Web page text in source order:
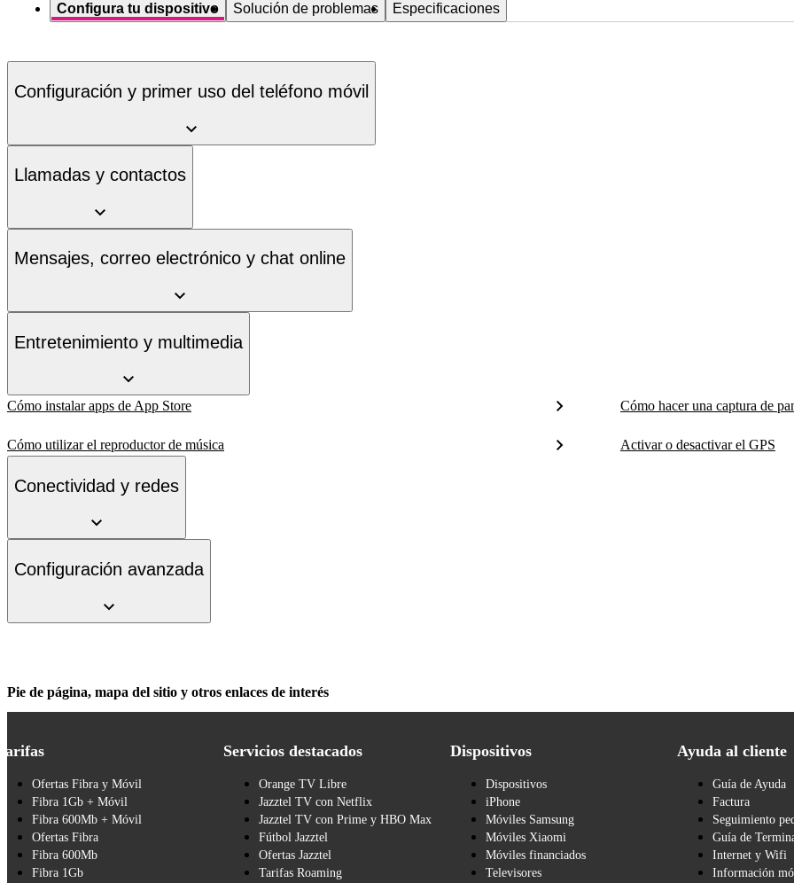
Configura tu dispositivo Solución de problemas Especificaciones
Configuración y primer uso del teléfono móvil
Llamadas y contactos
Mensajes, correo electrónico y chat online
Entretenimiento y multimedia
Cómo instalar apps de App Store Cómo hacer una captura de
Cómo utilizar el reproductor de música Activar o desactivar el GPS
Conectividad y redes
Configuración avanzada
Pie de página, mapa del sitio y otros enlaces de interés
Ofertas Fibra y Móvil
Fibra 1Gb + Móvil
Fibra 600Mb + Móvil
Ofertas Fibra
Fibra 600Mb
Fibra 1Gb
Servicios destacados
Orange TV Libre
Jazztel TV con Netflix
Jazztel TV con Prime y HBO Max
Fútbol Jazztel
Ofertas Jazztel
Tarifas Roaming
Dispositivos
Dispositivos
iPhone
Móviles Samsung
Móviles Xiaomi
Móviles financiados
Televisores
Ayuda al cliente
Guía de Ayuda
Factura
Seguimiento
Guía de
Internet y Wifi
Información